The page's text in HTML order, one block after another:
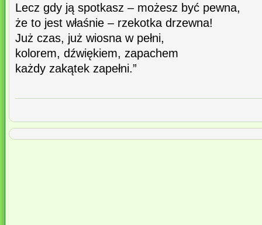
Lecz gdy ją spotkasz – możesz być pewna,
że to jest właśnie – rzekotka drzewna!
Już czas, już wiosna w pełni,
kolorem, dźwiękiem, zapachem
każdy zakątek zapełni.”